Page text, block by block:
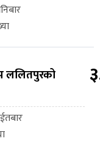
ललितपुरको